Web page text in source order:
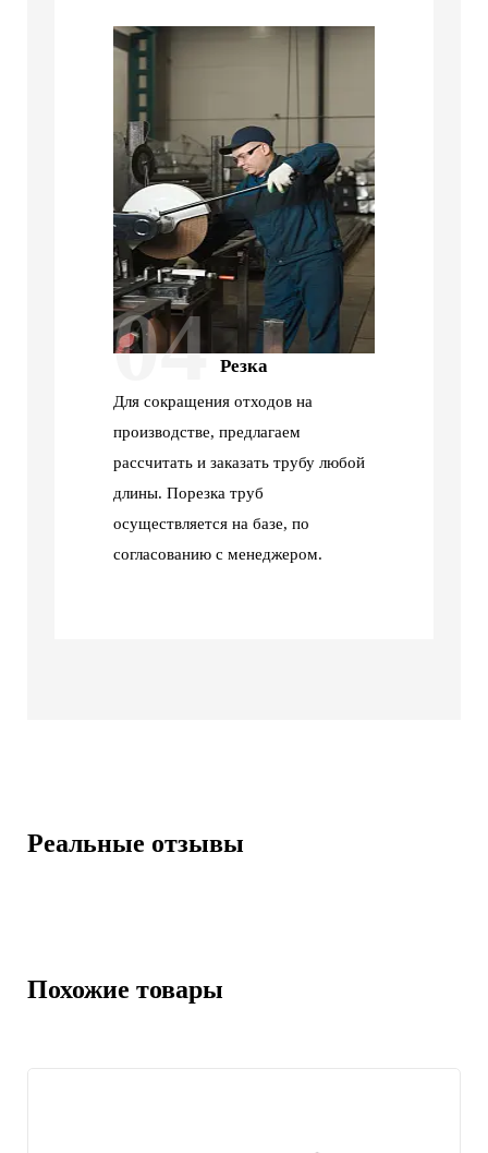
04 Резка
Для сокращения отходов на
производстве, предлагаем
рассчитать и заказать трубу любой
длины. Порезка труб
осуществляется на базе, по
согласованию с менеджером.
Реальные отзывы
Похожие товары